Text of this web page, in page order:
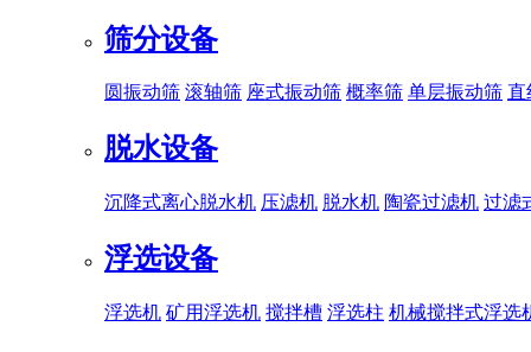
筛分设备
圆振动筛 滚轴筛 座式振动筛 概率筛 单层振动筛 直
脱水设备
沉降式离心脱水机 压滤机 脱水机 陶瓷过滤机 过滤
浮选设备
浮选机 矿用浮选机 搅拌槽 浮选柱 机械搅拌式浮选